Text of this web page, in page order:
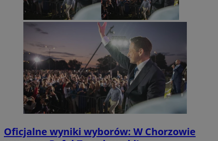
Oficjalne wyniki wyborów: W Chorzowie